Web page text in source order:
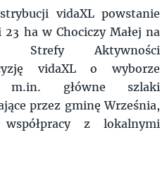
vidaXL powstanie
ha w Chociczy Małej na
Strefy Aktywności
vidaXL o wyborze
m.in. główne szlaki
przez gminę Września,
z lokalnymi